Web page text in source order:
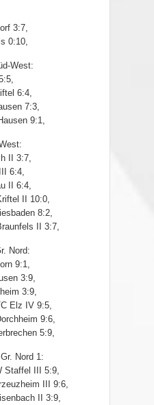
3:7,
0:10,
West:
6:4,
7:3,
9:1,
II 3:7,
6:4,
II 6:4,
II 10:0,
8:2,
II 3:7,
Nord:
9:1,
3:9,
3:9,
Elz IV 9:5,
9:6,
5:9,
Nord 1:
Staffel III 5:9,
III 9:6,
II 3:9,